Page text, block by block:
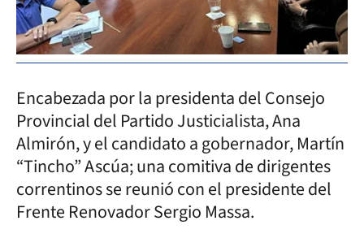
Encabezada por la presidenta del Consejo
Provincial del Partido Justicialista, Ana
Almirón, y el candidato a gobernador, Martín
“Tincho” Ascúa; una comitiva de dirigentes
correntinos se reunió con el presidente del
Frente Renovador Sergio Massa.